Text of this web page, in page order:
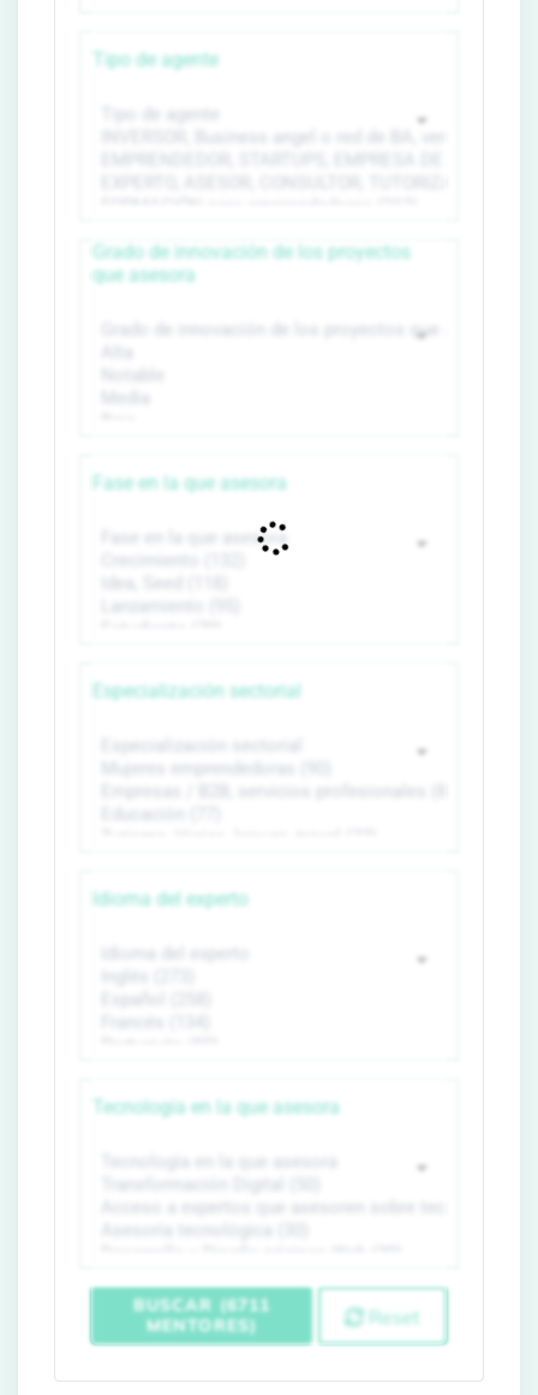
Tipo de agente
Grado de innovación de los proyectos
que asesora
Fase en la que asesora
Especialización sectorial
Idioma del experto
Tecnología en la que asesora
BUSCAR (6711
MENTORES)
Reset